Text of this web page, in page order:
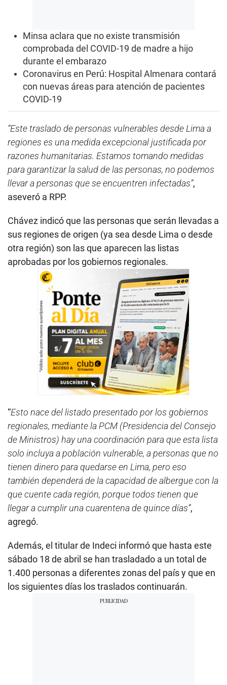
Minsa aclara que no existe transmisión
comprobada del COVID-19 de madre a hijo
durante el embarazo
Coronavirus en Perú: Hospital Almenara contará
con nuevas áreas para atención de pacientes
COVID-19
“Este traslado de personas vulnerables desde Lima a
regiones es una medida excepcional justificada por
razones humanitarias. Estamos tomando medidas
para garantizar la salud de las personas, no podemos
llevar a personas que se encuentren infectadas”,
aseveró a RPP.
Chávez indicó que las personas que serán llevadas a
sus regiones de origen (ya sea desde Lima o desde
otra región) son las que aparecen las listas
aprobadas por los gobiernos regionales.
“Esto nace del listado presentado por los gobiernos
regionales, mediante la PCM (Presidencia del Consejo
de Ministros) hay una coordinación para que esta lista
solo incluya a población vulnerable, a personas que no
tienen dinero para quedarse en Lima, pero eso
también dependerá de la capacidad de albergue con la
que cuente cada región, porque todos tienen que
llegar a cumplir una cuarentena de quince días”,
agregó.
Además, el titular de Indeci informó que hasta este
sábado 18 de abril se han trasladado a un total de
1.400 personas a diferentes zonas del país y que en
los siguientes días los traslados continuarán.